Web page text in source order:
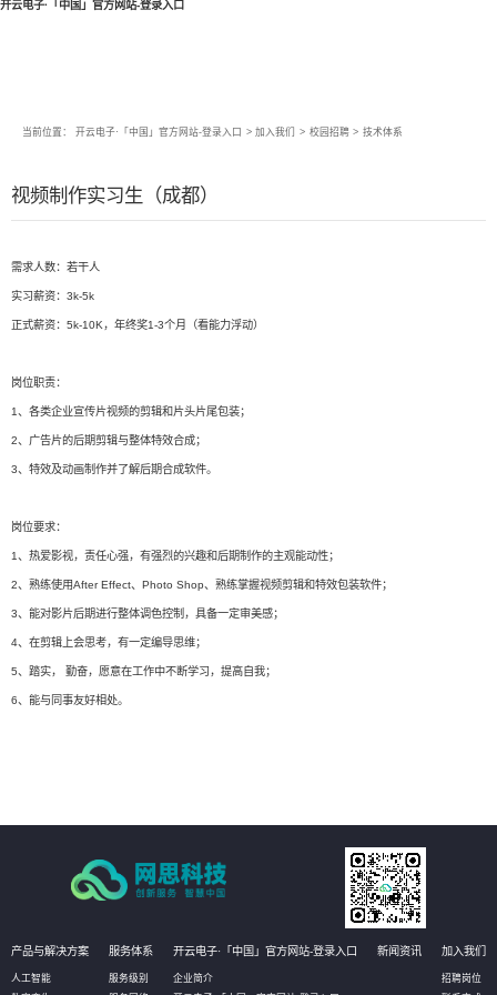
开云电子·「中国」官方网站-登录入口
当前位置： 开云电子·「中国」官方网站-登录入口 > 加入我们 > 校园招聘 > 技术体系
视频制作实习生（成都）
需求人数：若干人
实习薪资：3k-5k
正式薪资：5k-10K，年终奖1-3个月（看能力浮动）
岗位职责：
1、各类企业宣传片视频的剪辑和片头片尾包装；
2、广告片的后期剪辑与整体特效合成；
3、特效及动画制作并了解后期合成软件。
岗位要求：
1、热爱影视，责任心强，有强烈的兴趣和后期制作的主观能动性；
2、熟练使用After Effect、Photo Shop、熟练掌握视频剪辑和特效包装软件；
3、能对影片后期进行整体调色控制，具备一定审美感；
4、在剪辑上会思考，有一定编导思维；
5、踏实， 勤奋，愿意在工作中不断学习，提高自我；
6、能与同事友好相处。
产品与解决方案
人工智能
服务体系
服务级别
开云电子·「中国」官方网站-登录入口
企业简介
新闻资讯 加入我们
招聘岗位